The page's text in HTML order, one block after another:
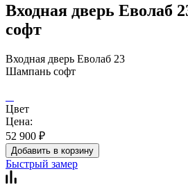
Входная дверь Еволаб
софт
Входная дверь Еволаб 23
Шампань софт
Цвет
Цена:
52 900 ₽
Добавить в корзину
Быстрый замер